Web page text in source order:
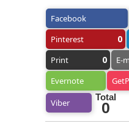
Facebook
Pinterest
0
Print 0 E-
Evernote
Viber
Total
0